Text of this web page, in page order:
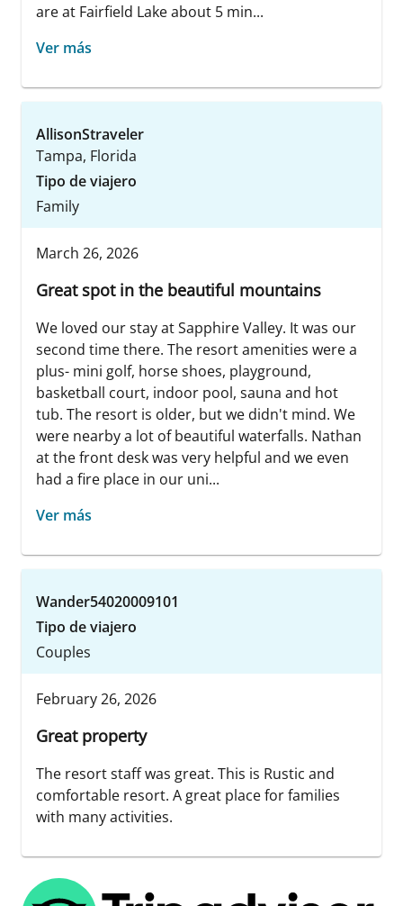
are at Fairfield Lake about 5 min...
Ver más
AllisonStraveler
Tampa, Florida
Tipo de viajero
Family
March 26, 2026
Great spot in the beautiful mountains
We loved our stay at Sapphire Valley. It was our
second time there. The resort amenities were a
plus- mini golf, horse shoes, playground,
basketball court, indoor pool, sauna and hot
tub. The resort is older, but we didn't mind. We
were nearby a lot of beautiful waterfalls. Nathan
at the front desk was very helpful and we even
had a fire place in our uni...
Ver más
Wander54020009101
Tipo de viajero
Couples
February 26, 2026
Great property
The resort staff was great. This is Rustic and
comfortable resort. A great place for families
with many activities.